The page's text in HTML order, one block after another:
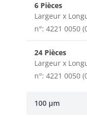
6 Pièces
Largeur x
n°: 4221 0050
24 Pièces
Largeur x
n°: 4221 0050
100 µm